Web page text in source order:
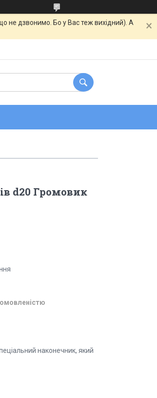
дзвонимо. Бо у Вас теж вихідний). А
d20 Громовик
наконечник, який